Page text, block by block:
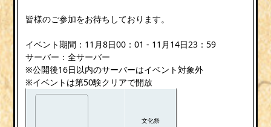
皆様のご参加をお待ちしております。
イベント期間：11月8日00：01 - 11月14日23：59
サーバー：全サーバー
※公開後16日以内のサーバーはイベント対象外
※イベントは第50験クリアで開放
文化祭